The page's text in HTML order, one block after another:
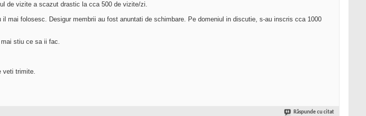
de vizite a scazut drastic la cca 500 de vizite/zi.
mai folosesc. Desigur membrii au fost anuntati de schimbare. Pe domeniul in discutie, s-au inscris cca 1000
stiu ce sa ii fac.
veti trimite.
Răspunde cu citat